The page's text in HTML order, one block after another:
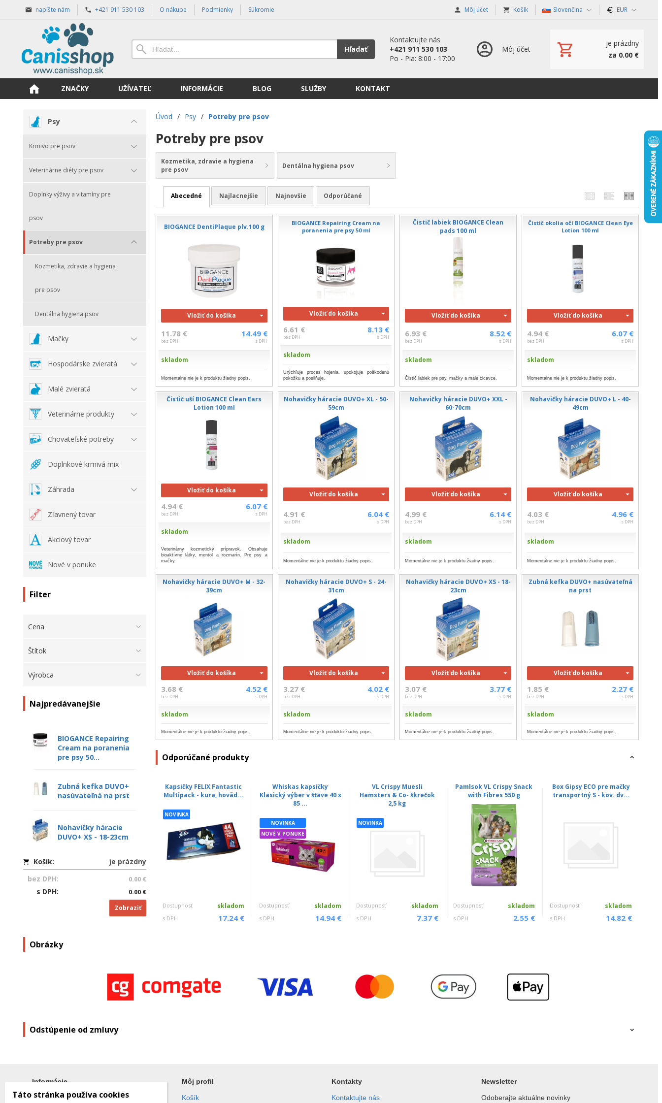
napíšte nám +421 911 530 103 O nákupe Podmienky Súkromie Môj účet Košík Slovenčina EUR
Hľadať
Kontaktujte nás
+421 911 530 103
Po - Pia: 8:00 - 17:00
Môj účet
je prázdny
za 0.00 €
ZNAČKY UŽÍVATEĽ INFORMÁCIE BLOG SLUŽBY KONTAKT
Psy
Krmivo pre psov
Veterinárne diéty pre psov
Doplnky výživy a vitamíny pre
psov
Potreby pre psov
Kozmetika, zdravie a hygiena
pre psov
Dentálna hygiena psov
Mačky
Hospodárske zvieratá
Malé zvieratá
Veterinárne produkty
Chovateľské potreby
Doplnkové krmivá mix
Záhrada
Zľavnený tovar
Akciový tovar
Nové v ponuke
Filter
Cena
Štítok
Výrobca
Najpredávanejšie
BIOGANCE Repairing
Cream na poranenia
pre psy 50...
Zubná kefka DUVO+
nasúvateľná na prst
Nohavičky háracie
DUVO+ XS - 18-23cm
Košík:
je prázdny
bez DPH:
0.00 €
s DPH: 0.00 €
Zobraziť
Úvod / Psy / Potreby pre psov
Potreby pre psov
Kozmetika, zdravie a hygiena
pre psov
Dentálna hygiena psov
Abecedné Najlacnejšie Najnovšie Odporúčané
BIOGANCE DentiPlaque plv.100 g
Vložiť do košíka
11.78 €
bez DPH
14.49 €
s DPH
skladom
Momentálne nie je k produktu žiadny popis.
BIOGANCE Repairing Cream na
poranenia pre psy 50 ml
Vložiť do košíka
6.61 €
bez DPH
8.13 €
s DPH
skladom
Urýchľuje proces hojenia, upokojuje poškodenú
pokožku a posilňuje.
Čistič labiek BIOGANCE Clean
pads 100 ml
Vložiť do košíka
6.93 €
bez DPH
8.52 €
s DPH
skladom
Čistič labiek pre psy, mačky a malé cicavce.
Čistič okolia očí BIOGANCE Clean Eye
Lotion 100 ml
Vložiť do košíka
4.94 €
bez DPH
6.07 €
s DPH
skladom
Momentálne nie je k produktu žiadny popis.
Čistič uší BIOGANCE Clean Ears
Lotion 100 ml
Vložiť do košíka
4.94 €
bez DPH
6.07 €
s DPH
skladom
Veterinárny kozmetický prípravok. Obsahuje
bioaktívne látky, mentol a rozmarín. Pre psy a
mačky.
Nohavičky háracie DUVO+ XL - 50-
59cm
Vložiť do košíka
4.91 €
bez DPH
6.04 €
s DPH
skladom
Momentálne nie je k produktu žiadny popis.
Nohavičky háracie DUVO+ XXL -
60-70cm
Vložiť do košíka
4.99 €
bez DPH
6.14 €
s DPH
skladom
Momentálne nie je k produktu žiadny popis.
Nohavičky háracie DUVO+ L - 40-
49cm
Vložiť do košíka
4.03 €
bez DPH
4.96 €
s DPH
skladom
Momentálne nie je k produktu žiadny popis.
Nohavičky háracie DUVO+ M - 32-
39cm
Vložiť do košíka
3.68 €
bez DPH
4.52 €
s DPH
skladom
Momentálne nie je k produktu žiadny popis.
Nohavičky háracie DUVO+ S - 24-
31cm
Vložiť do košíka
3.27 €
bez DPH
4.02 €
s DPH
skladom
Momentálne nie je k produktu žiadny popis.
Nohavičky háracie DUVO+ XS - 18-
23cm
Vložiť do košíka
3.07 €
bez DPH
3.77 €
s DPH
skladom
Momentálne nie je k produktu žiadny popis.
Zubná kefka DUVO+ nasúvateľná
na prst
Vložiť do košíka
1.85 €
bez DPH
2.27 €
s DPH
skladom
Momentálne nie je k produktu žiadny popis.
Odporúčané produkty
Kapsičky FELIX Fantastic
Multipack - kura, hoväd...
NOVINKA
Dostupnosť skladom
s DPH 17.24 €
Whiskas kapsičky
Klasický výber v šťave 40 x
85 ...
NOVINKA
NOVÉ V PONUKE
Dostupnosť skladom
s DPH 14.94 €
VL Crispy Muesli
Hamsters & Co- škrečok
2,5 kg
NOVINKA
Dostupnosť skladom
s DPH 7.37 €
Pamlsok VL Crispy Snack
with Fibres 550 g
Dostupnosť skladom
s DPH 2.55 €
Box Gipsy ECO pre mačky
transportný S - kov. dv...
Dostupnosť skladom
s DPH 14.82 €
Obrázky
Odstúpenie od zmluvy
Informácie
Obchodné podmienky
Môj profil
Košík
Kontakty
Kontaktujte nás
Newsletter
Odoberajte aktuálne novinky
Táto stránka používa cookies